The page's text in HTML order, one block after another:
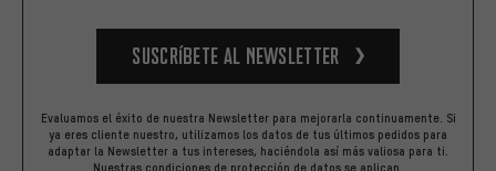
Suscríbete al newsletter
Evaluamos el éxito de nuestra Newsletter para mejorarla continuamente. Si
ya eres cliente nuestro, utilizamos los datos de tus últimos pedidos para
adaptar la Newsletter a tus intereses, haciéndola así más valiosa para ti.
Nuestras condiciones de protección de datos se aplican.